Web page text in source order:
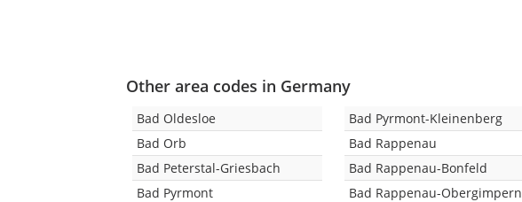
Other area codes in Germany
Bad Oldesloe
Bad Orb
Bad Peterstal-Griesbach
Bad Pyrmont
Bad Pyrmont-Kleinenberg
Bad Rappenau
Bad Rappenau-Bonfeld
Bad Rappenau-Obergimpern